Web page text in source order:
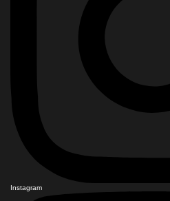
Instagram